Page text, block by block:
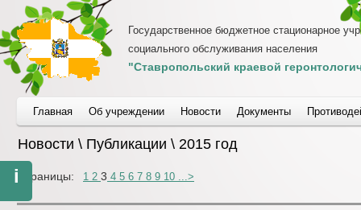
Государственное бюджетное стационарное
социального обслуживания населения
"Ставропольский краевой
i
Главная Об учреждении Новости Документы
Новости \ Публикации \ 2015 год
Страницы: 1 2 3 4 5 6 7 8 9 10 ...>